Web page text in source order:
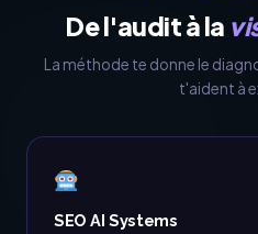
De l'audit à la
La méthode te donne le
t'aident à
SEO AI Systems